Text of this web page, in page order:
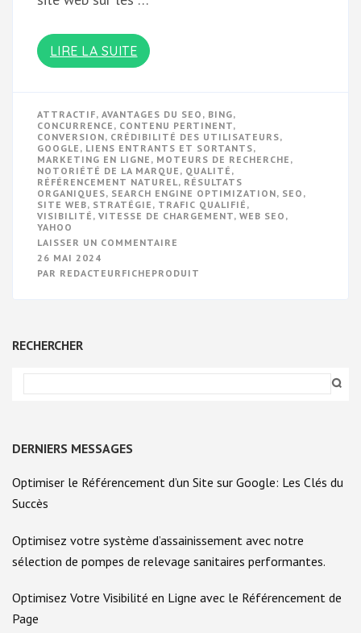
LIRE LA SUITE
ATTRACTIF, AVANTAGES DU SEO , BING,
CONCURRENCE , CONTENU PERTINENT,
CONVERSION, CRÉDIBILITÉ DES UTILISATEURS,
GOOGLE , LIENS ENTRANTS ET SORTANTS,
MARKETING EN LIGNE , MOTEURS DE RECHERCHE ,
NOTORIÉTÉ DE LA MARQUE , QUALITÉ ,
RÉFÉRENCEMENT NATUREL, RÉSULTATS
ORGANIQUES, SEARCH ENGINE OPTIMIZATION, SEO ,
SITE WEB, STRATÉGIE , TRAFIC QUALIFIÉ ,
VISIBILITÉ , VITESSE DE CHARGEMENT, WEB SEO ,
YAHOO
LAISSER UN COMMENTAIRE
POUR
26 MAI 2024
PAR REDACTEURFICHEPRODUIT
RECHERCHER
DERNIERS MESSAGES
Optimiser le Référencement d’un Site sur Google: Les Clés du
Succès
Optimisez votre système d’assainissement avec notre
sélection de pompes de relevage sanitaires performantes.
Optimisez Votre Visibilité en Ligne avec le Référencement de
Page